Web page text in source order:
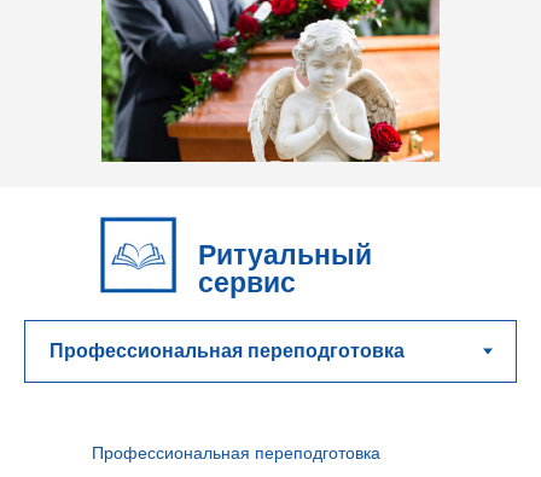
Ритуальный
сервис
Профессиональная переподготовка